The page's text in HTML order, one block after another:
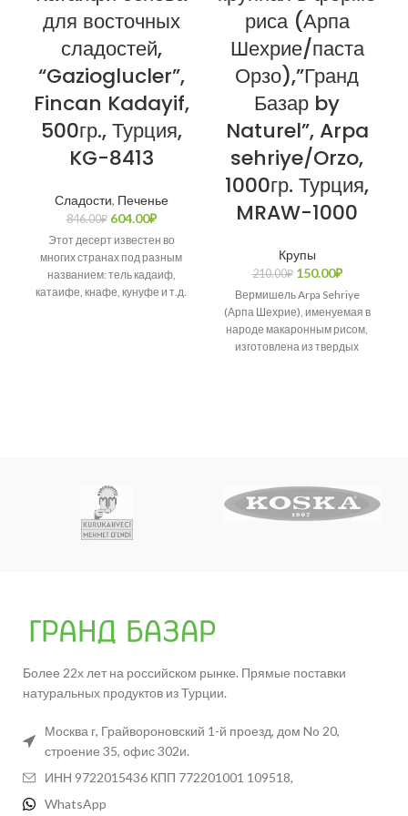
для восточных
сладостей,
“Gazioglucler”,
Fincan Kadayif,
500гр., Турция,
KG-8413
Сладости, Печенье
846.00₽ 604.00₽
Этот десерт известен во
многих странах под разным
названием: тель кадаиф,
катаифе, кнафе, кунуфе и т.д.
риса (Арпа
Шехрие/паста
Орзо),”Гранд
Базар by
Naturel”, Arpa
sehriye/Orzo,
1000гр. Турция,
MRAW-1000
Крупы
210.00₽ 150.00₽
Вермишель Arpa Sehriye
(Арпа Шехрие), именуемая в
народе макаронным рисом,
изготовлена из твердых
Более 22х лет на российском рынке. Прямые поставки
натуральных продуктов из Турции.
Москва г, Грайвороновский 1-й проезд, дом No 20,
строение 35, офис 302и.
ИНН 9722015436 КПП 772201001 109518,
WhatsApp